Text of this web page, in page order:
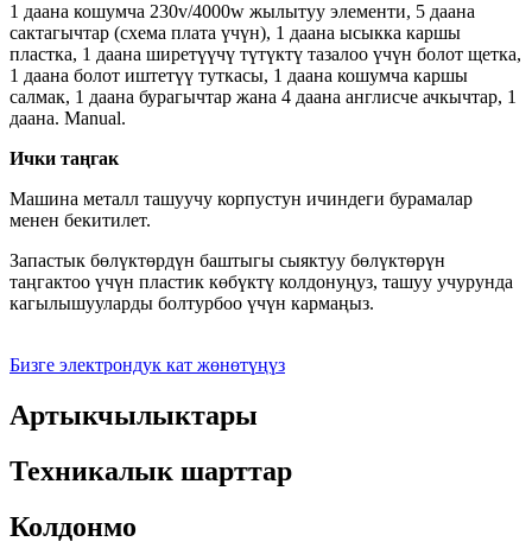
1 даана кошумча 230v/4000w жылытуу элементи, 5 даана
сактагычтар (схема плата үчүн), 1 даана ысыкка каршы
пластка, 1 даана ширетүүчү түтүктү тазалоо үчүн болот щетка,
1 даана болот иштетүү туткасы, 1 даана кошумча каршы
салмак, 1 даана бурагычтар жана 4 даана англисче ачкычтар, 1
даана. Manual.
Ички таңгак
Машина металл ташуучу корпустун ичиндеги бурамалар
менен бекитилет.
Запастык бөлүктөрдүн баштыгы сыяктуу бөлүктөрүн
таңгактоо үчүн пластик көбүктү колдонуңуз, ташуу учурунда
кагылышууларды болтурбоо үчүн кармаңыз.
Бизге электрондук кат жөнөтүңүз
Артыкчылыктары
Техникалык шарттар
Колдонмо